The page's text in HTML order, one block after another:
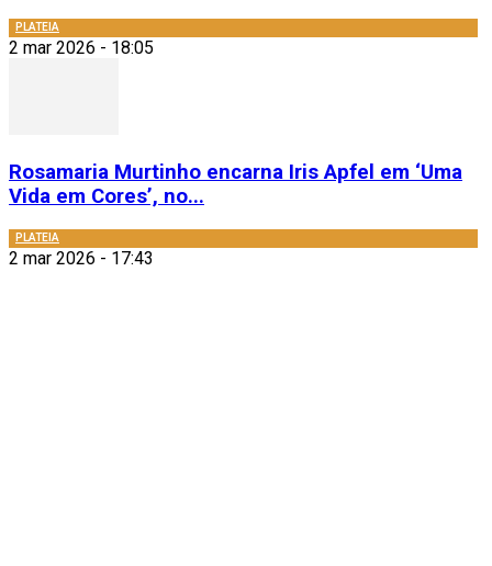
PLATEIA
2 mar 2026 - 18:05
Rosamaria Murtinho encarna Iris Apfel em ‘Uma
Vida em Cores’, no...
PLATEIA
2 mar 2026 - 17:43